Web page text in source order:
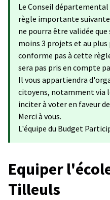
Le Conseil
règle importante
ne pourra être validée
moins 3 projets et au plus
conforme pas à cette
sera pas pris en compte
Il vous appartiendra
citoyens, notamment via
inciter à voter en faveur
Merci à vous.
L'équipe du Budget
Equiper
Tilleuls